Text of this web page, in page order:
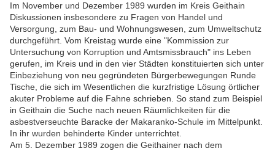
Im November und Dezember 1989 wurden im Kreis Geithain
Diskussionen insbesondere zu Fragen von Handel und
Versorgung, zum Bau- und Wohnungswesen, zum Umweltschutz
durchgeführt. Vom Kreistag wurde eine "Kommission zur
Untersuchung von Korruption und Amtsmissbrauch" ins Leben
gerufen, im Kreis und in den vier Städten konstituierten sich unter
Einbeziehung von neu gegründeten Bürgerbewegungen Runde
Tische, die sich im Wesentlichen die kurzfristige Lösung örtlicher
akuter Probleme auf die Fahne schrieben. So stand zum Beispiel
in Geithain die Suche nach neuen Räumlichkeiten für die
asbestverseuchte Baracke der Makaranko-Schule im Mittelpunkt.
In ihr wurden behinderte Kinder unterrichtet.
Am 5. Dezember 1989 zogen die Geithainer nach dem